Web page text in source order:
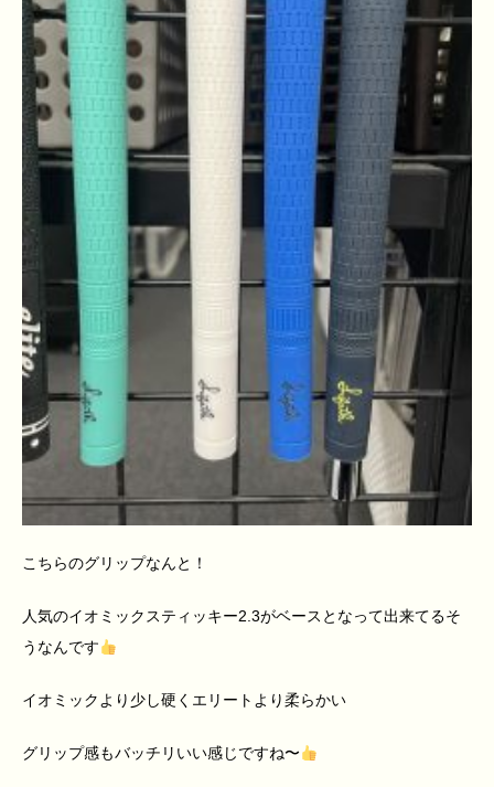
こちらのグリップなんと！
人気のイオミックスティッキー2.3がベースとなって出来てるそ
うなんです
イオミックより少し硬くエリートより柔らかい
グリップ感もバッチリいい感じですね〜